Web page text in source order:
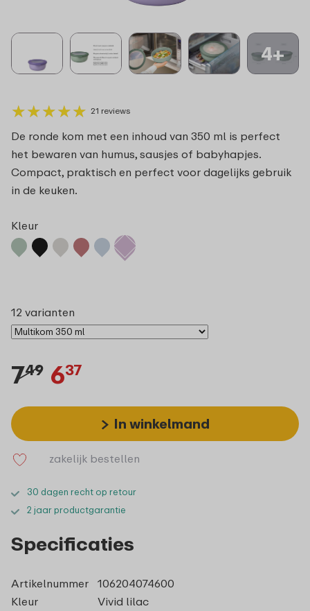
4+
★★★★★
★★★★★ 21 reviews
De ronde kom met een inhoud van 350 ml is perfect
het bewaren van humus, sausjes of babyhapjes.
Compact, praktisch en perfect voor dagelijks gebruik
in de keuken.
Kleur
12 varianten
749 637
In winkelmand
zakelijk bestellen
30 dagen recht op retour
2 jaar productgarantie
Specificaties
Artikelnummer
106204074600
Kleur
Vivid lilac